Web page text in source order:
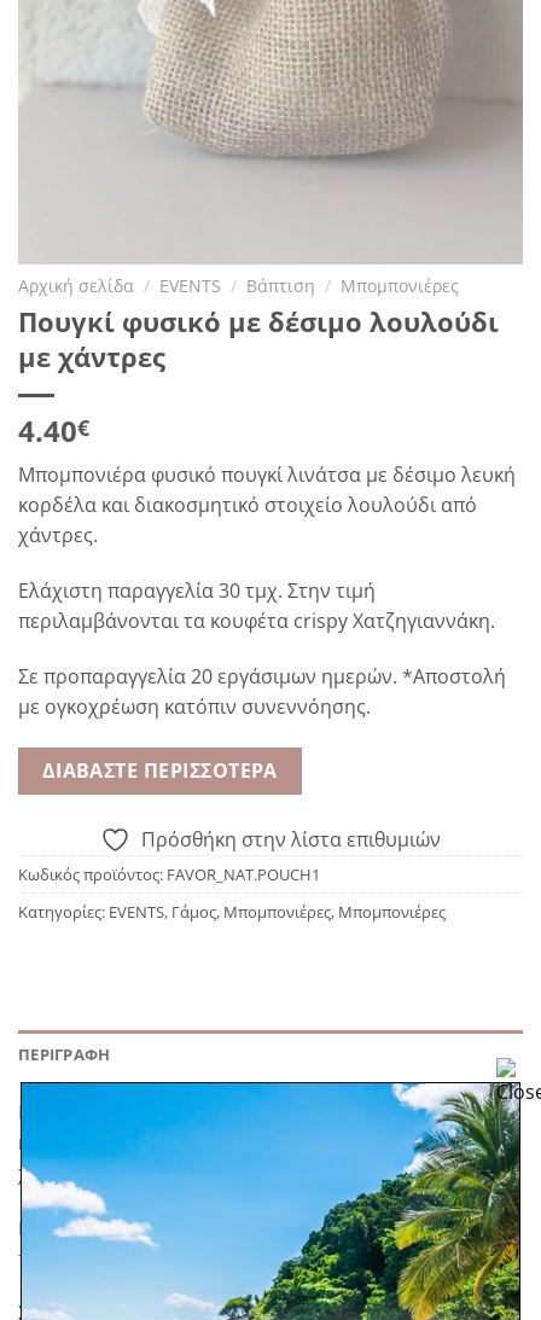
Αρχική σελίδα / EVENTS / Βάπτιση / Μπομπονιέρες
Πουγκί φυσικό με δέσιμο λουλούδι
με χάντρες
4.40€
Μπομπονιέρα φυσικό πουγκί λινάτσα με δέσιμο λευκή
κορδέλα και διακοσμητικό στοιχείο λουλούδι από
χάντρες.
Ελάχιστη παραγγελία 30 τμχ. Στην τιμή
περιλαμβάνονται τα κουφέτα crispy Χατζηγιαννάκη.
Σε προπαραγγελία 20 εργάσιμων ημερών. *Αποστολή
με ογκοχρέωση κατόπιν συνεννόησης.
ΔΙΑΒΆΣΤΕ ΠΕΡΙΣΣΌΤΕΡΑ
Πρόσθήκη στην λίστα επιθυμιών
Κωδικός προϊόντος: FAVOR_NAT.POUCH1
Κατηγορίες: EVENTS, Γάμος, Μπομπονιέρες, Μπομπονιέρες
ΠΕΡΙΓΡΑΦΉ
Μπομπονιέρα φυσικό πουγκί λινάτσα με δέσιμο λευκή
κορδέλα και διακοσμητικό στοιχείο λουλούδι από
χάντρες.
Ελάχιστη παραγγελία 30 τμχ. Στην τιμή
περιλαμβάνονται τα κουφέτα crispy Χατζηγιαννάκη.
Σε προπαραγγελία 20 εργάσιμων ημερών. *Αποστολή